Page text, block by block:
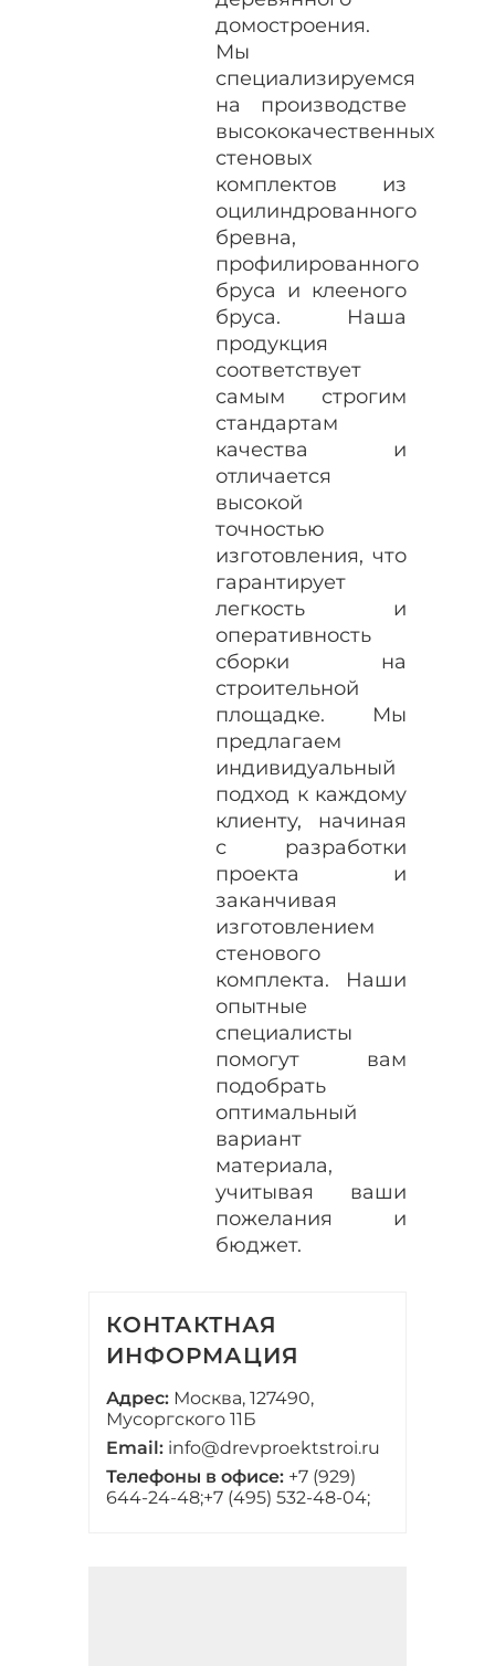
домостроения.
Мы
специализируемся
на производстве
высококачественных
стеновых
комплектов из
оцилиндрованного
бревна,
профилированного
бруса и клееного
бруса. Наша
продукция
соответствует
самым строгим
стандартам
качества и
отличается
высокой
точностью
изготовления, что
гарантирует
легкость и
оперативность
сборки на
строительной
площадке. Мы
предлагаем
индивидуальный
подход к каждому
клиенту, начиная
с разработки
проекта и
заканчивая
изготовлением
стенового
комплекта. Наши
опытные
специалисты
помогут вам
подобрать
оптимальный
вариант
материала,
учитывая ваши
пожелания и
бюджет.
КОНТАКТНАЯ
ИНФОРМАЦИЯ
Адрес: Москва, 127490,
Мусоргского 11Б
Email: info@drevproektstroi.ru
Телефоны в офисе: +7 (929)
644-24-48;+7 (495) 532-48-04;